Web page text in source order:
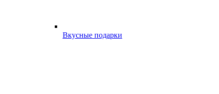
Вкусные подарки